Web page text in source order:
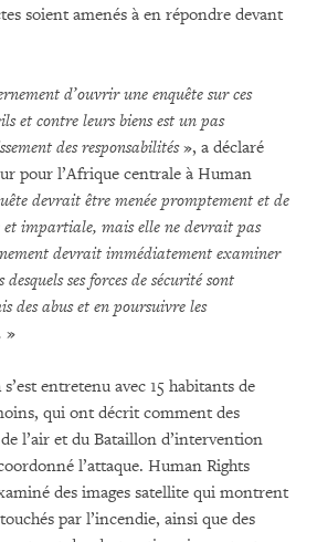
soient amenés à en répondre devant
d’ouvrir une enquête sur ces
et contre leurs biens est un pas
des responsabilités», a déclaré
pour l’Afrique centrale à Human
devrait être menée promptement et de
impartiale, mais elle ne devrait pas
devrait immédiatement examiner
ses forces de sécurité sont
des abus et en poursuivre les
»
entretenu avec 15 habitants de
qui ont décrit comment des
l’air et du Bataillon d’intervention
l’attaque. Human Rights
des images satellite qui montrent
par l’incendie, ainsi que des